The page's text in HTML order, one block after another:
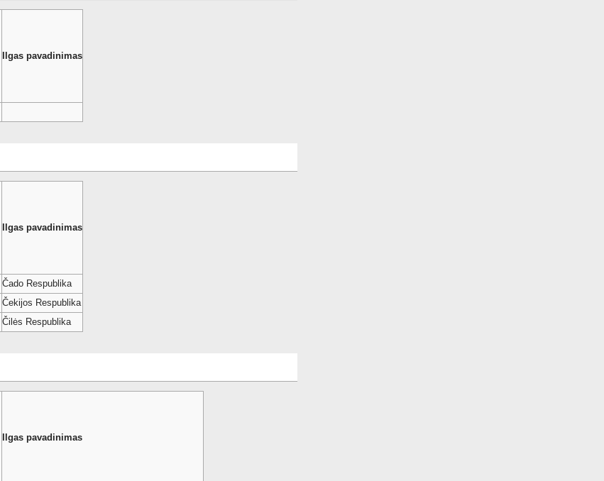
Ilgas pavadinimas
Ilgas pavadinimas
Čado Respublika
Čekijos Respublika
Čilės Respublika
Ilgas pavadinimas